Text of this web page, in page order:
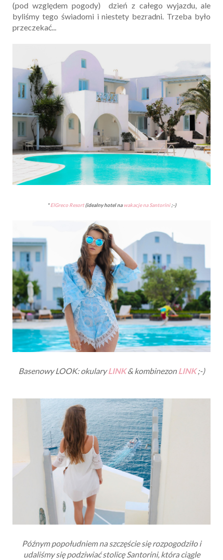
(pod względem pogody) dzień z całego wyjazdu, ale
byliśmy tego świadomi i niestety bezradni. Trzeba było
przeczekać...
*ElGreco Resort(idealny hotel nawakacje na Santorini;-)
Basenowy LOOK: okulary LINK& kombinezonLINK;-)
Późnym popołudniem na szczęście się rozpogodziło i
udaliśmy się podziwiać stolicę Santorini, która ciągle